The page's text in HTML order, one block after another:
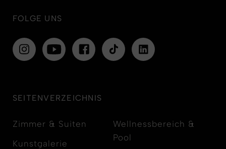
FOLGE UNS
SEITENVERZEICHNIS
Zimmer & Suiten
Kunstgalerie
Wellnessbereich &
Pool